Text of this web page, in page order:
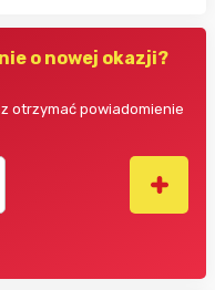
o nowej okazji?
otrzymać powiadomienie